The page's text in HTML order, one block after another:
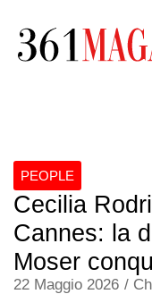
PEOPLE
Cecilia
Cannes: la
Moser
22 Maggio 2026 /